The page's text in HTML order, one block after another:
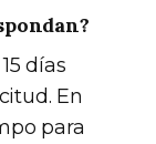
días
En
para